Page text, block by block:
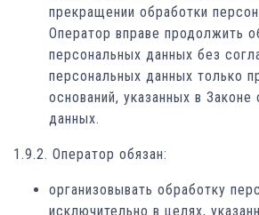
прекращении обработки
Оператор вправе продолжить
персональных данных без
персональных данных только
оснований, указанных в
данных.
1.9.2. Оператор обязан:
организовывать обработку
исключительно в целях,